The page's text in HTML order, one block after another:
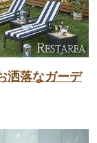
洒落なガーデ